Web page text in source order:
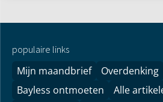
populaire links
Mijn maandbrief
Overdenking
Bayless ontmoeten
Alle